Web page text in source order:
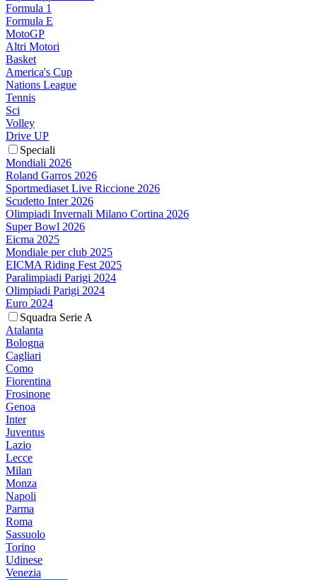
Formula 1
Formula E
MotoGP
Altri Motori
Basket
America's Cup
Nations League
Tennis
Sci
Volley
Drive UP
Speciali
Mondiali 2026
Roland Garros 2026
Sportmediaset Live Riccione 2026
Scudetto Inter 2026
Olimpiadi Invernali Milano Cortina 2026
Super Bowl 2026
Eicma 2025
Mondiale per club 2025
EICMA Riding Fest 2025
Paralimpiadi Parigi 2024
Olimpiadi Parigi 2024
Euro 2024
Squadra Serie A
Atalanta
Bologna
Cagliari
Como
Fiorentina
Frosinone
Genoa
Inter
Juventus
Lazio
Lecce
Milan
Monza
Napoli
Parma
Roma
Sassuolo
Torino
Udinese
Venezia